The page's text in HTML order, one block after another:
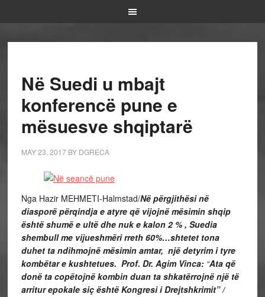
Në Suedi u mbajt
konferencë pune e
mësuesve shqiptarë
MAY 23, 2017BY DGRECA
Nga Hazir MEHMETI-Halmstad/Në përgjithësi në
diasporë përqindja e atyre që vijojnë mësimin shqip
është shumë e ultë dhe nuk e kalon 2 % , Suedia
shembull me vijueshmëri rreth 60%…shtetet tona
duhet ta ndihmojnë mësimin amtar, një detyrim i tyre
kombëtar e kushtetues. Prof. Dr. Agim Vinca:“Ata që
donë ta copëtojnë kombin duan ta shkatërrojnë një të
arritur epokale siç është Kongresi i Drejtshkrimit” /